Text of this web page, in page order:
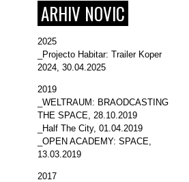
ARHIV NOVIC
2025
_Projecto Habitar: Trailer Koper
2024, 30.04.2025
2019
_WELTRAUM: BRAODCASTING
THE SPACE, 28.10.2019
_Half The City, 01.04.2019
_OPEN ACADEMY: SPACE,
13.03.2019
2017